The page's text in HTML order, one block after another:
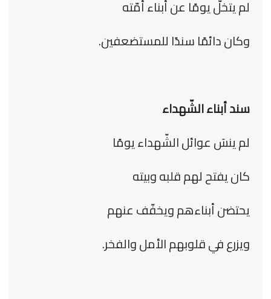
لم يتخلّ يومًا عن أبناء أمّته
وكان دائمًا سندًا للمستضعفين.
سند أبناء الشّهداء
لم ينسَ عوائل الشّهداء يومًا
كان يفتح لهم قلبه وبيته
يحتضن أبناءهم ويخفّف عنهم
ويزرع في قلوبهم الأمل والفخر.